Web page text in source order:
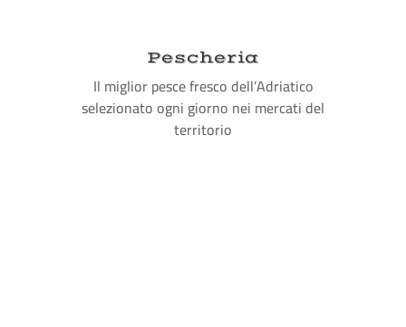
Pescheria
Il miglior pesce fresco dell’Adriatico
selezionato ogni giorno nei mercati del
territorio